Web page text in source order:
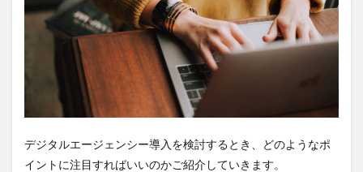
ジェ
ンシ
する
職種は
3種類
デジタルエージェンシー導入を検討するとき、どのようなポ
イントに注目すればいいのかご紹介していきます。